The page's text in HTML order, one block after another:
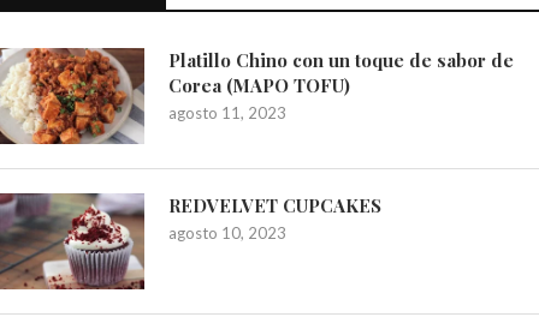
Platillo Chino con un toque de sabor de
Corea (MAPO TOFU)
agosto 11, 2023
REDVELVET CUPCAKES
agosto 10, 2023